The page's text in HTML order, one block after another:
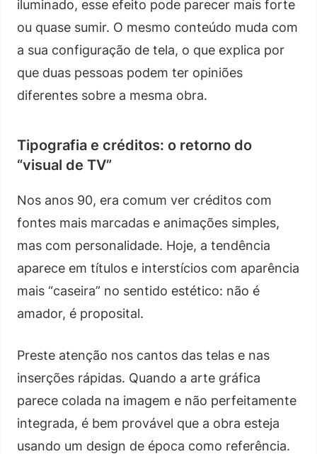
iluminado, esse efeito pode parecer mais forte
ou quase sumir. O mesmo conteúdo muda com
a sua configuração de tela, o que explica por
que duas pessoas podem ter opiniões
diferentes sobre a mesma obra.
Tipografia e créditos: o retorno do
“visual de TV”
Nos anos 90, era comum ver créditos com
fontes mais marcadas e animações simples,
mas com personalidade. Hoje, a tendência
aparece em títulos e interstícios com aparência
mais “caseira” no sentido estético: não é
amador, é proposital.
Preste atenção nos cantos das telas e nas
inserções rápidas. Quando a arte gráfica
parece colada na imagem e não perfeitamente
integrada, é bem provável que a obra esteja
usando um design de época como referência.